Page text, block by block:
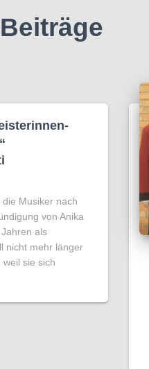
Musiker nach
von Anika
als
nicht mehr länger
sie sich